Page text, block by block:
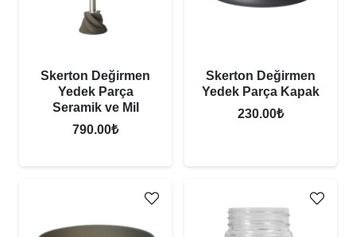
Skerton Değirmen
Yedek Parça
Seramik ve Mil
790.00₺
Skerton Değirmen
Yedek Parça Kapak
230.00₺